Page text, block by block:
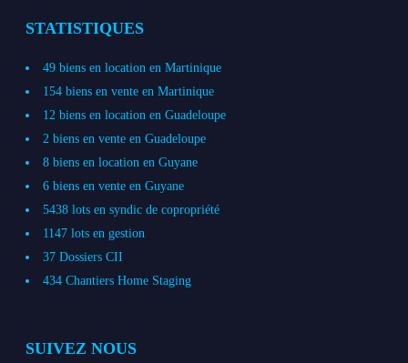
STATISTIQUES
49 biens en location en Martinique
154 biens en vente en Martinique
12 biens en location en Guadeloupe
2 biens en vente en Guadeloupe
8 biens en location en Guyane
6 biens en vente en Guyane
5438 lots en syndic de copropriété
1147 lots en gestion
37 Dossiers CII
434 Chantiers Home Staging
SUIVEZ NOUS